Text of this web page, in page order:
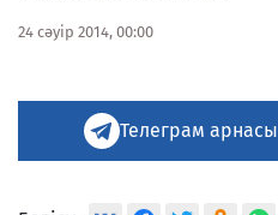
24 сәуір 2014, 00:00
Телеграм